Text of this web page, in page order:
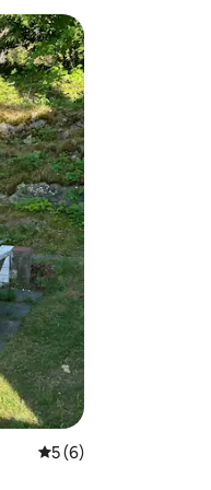
औसत रेटिंग 5 में से 5, 6
5 (6)